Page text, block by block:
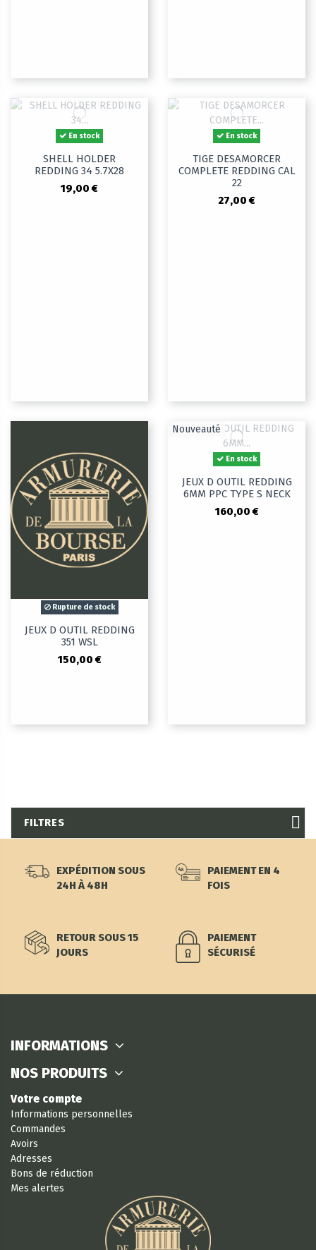
En stock
SHELL HOLDER
REDDING 34 5.7X28
19,00 €
En stock
TIGE DESAMORCER
COMPLETE REDDING CAL
22
27,00 €
Rupture de stock
JEUX D OUTIL REDDING
351 WSL
150,00 €
Nouveauté
En stock
JEUX D OUTIL REDDING
6MM PPC TYPE S NECK
160,00 €
FILTRES
EXPÉDITION SOUS
24H À 48H
PAIEMENT EN 4
FOIS
RETOUR SOUS 15
JOURS
PAIEMENT
SÉCURISÉ
INFORMATIONS
NOS PRODUITS
Votre compte
Informations personnelles
Commandes
Avoirs
Adresses
Bons de réduction
Mes alertes